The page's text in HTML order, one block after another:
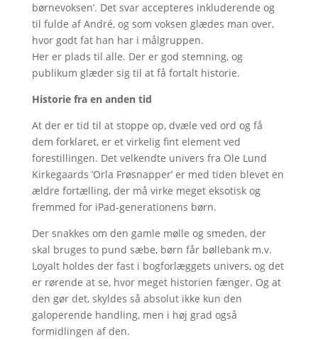
børnevoksen’. Det svar accepteres inkluderende og
til fulde af André, og som voksen glædes man over,
hvor godt fat han har i målgruppen.
Her er plads til alle. Der er god stemning, og
publikum glæder sig til at få fortalt historie.
Historie fra en anden tid
At der er tid til at stoppe op, dvæle ved ord og få
dem forklaret, er et virkelig fint element ved
forestillingen. Det velkendte univers fra Ole Lund
Kirkegaards ’Orla Frøsnapper’ er med tiden blevet en
ældre fortælling, der må virke meget eksotisk og
fremmed for iPad-generationens børn.
Der snakkes om den gamle mølle og smeden, der
skal bruges to pund sæbe, børn får bøllebank m.v.
Loyalt holdes der fast i bogforlæggets univers, og det
er rørende at se, hvor meget historien fænger. Og at
den gør det, skyldes så absolut ikke kun den
galoperende handling, men i høj grad også
formidlingen af den.